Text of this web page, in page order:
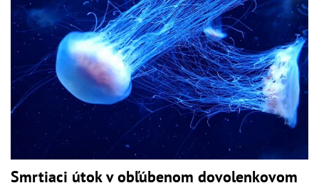
Smrtiaci útok v obľúbenom dovolenkovom